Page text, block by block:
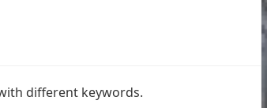
different keywords.